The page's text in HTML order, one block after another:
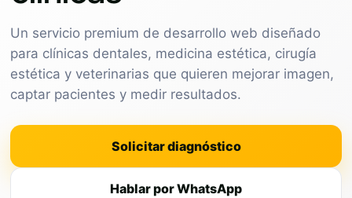
Un servicio premium de desarrollo web diseñado
para clínicas dentales, medicina estética, cirugía
estética y veterinarias que quieren mejorar imagen,
captar pacientes y medir resultados.
Solicitar diagnóstico
Hablar por WhatsApp